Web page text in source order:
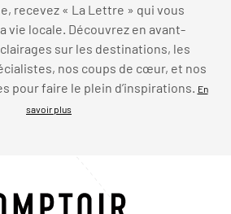
recevez « La Lettre » qui vous
vie locale. Découvrez en avant-
sur les destinations, les
nos coups de cœur, et nos
pour faire le plein d’inspirations. En
savoir plus